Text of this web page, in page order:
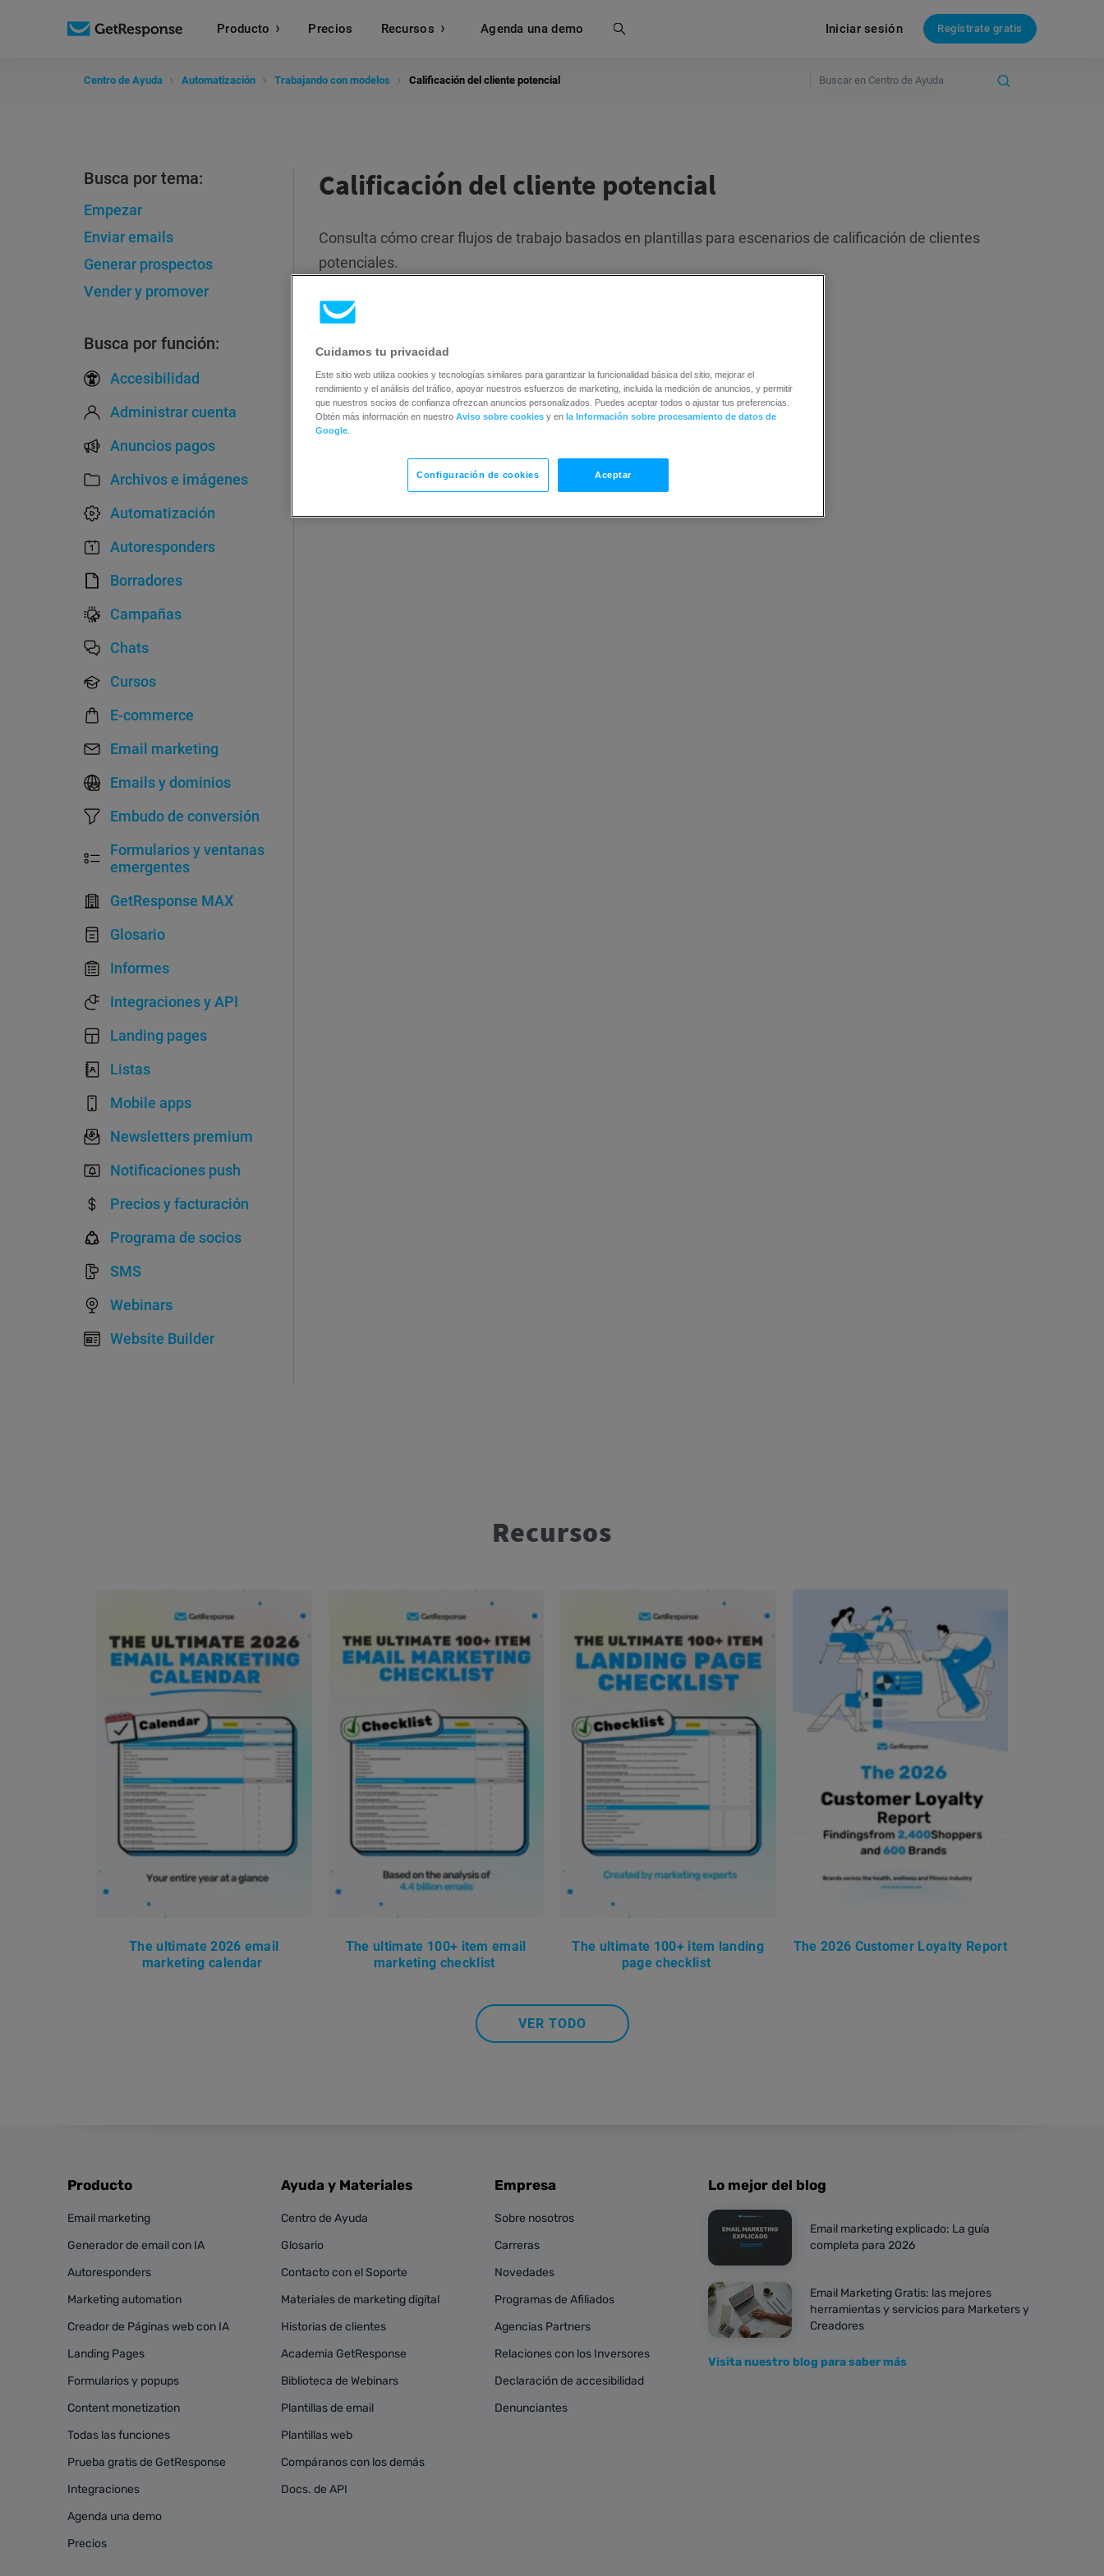
Producto Precios Recursos Agenda una demo
Buscar Iniciar sesión Regístrate gratis
Centro de Ayuda Automatización Trabajando con modelos Calificación del cliente potencial
Busca por tema:
Empezar
Enviar emails
Generar prospectos
Vender y promover
Busca por función:
Accesibilidad
Administrar cuenta
Anuncios pagos
Archivos e imágenes
Automatización
Autoresponders
Borradores
Campañas
Chats
Cursos
E-commerce
Email marketing
Emails y dominios
Embudo de conversión
Formularios y ventanas
emergentes
GetResponse MAX
Glosario
Informes
Integraciones y API
Landing pages
Listas
Mobile apps
Newsletters premium
Notificaciones push
Precios y facturación
Programa de socios
SMS
Webinars
Website Builder
Calificación del cliente potencial
Consulta cómo crear flujos de trabajo basados en plantillas para escenarios de calificación de clientes
potenciales.
¿Para qué se usan los modelos de Calificación del cliente potencial?
Plan de puntuación básico
Recursos
The ultimate 2026 email
marketing calendar
The ultimate 100+ item email
marketing checklist
The ultimate 100+ item landing
page checklist
The 2026 Customer Loyalty Report
VER TODO
Producto
Email marketing
Generador de email con IA
Autoresponders
Marketing automation
Creador de Páginas web con IA
Landing Pages
Formularios y popups
Content monetization
Todas las funciones
Prueba gratis de GetResponse
Integraciones
Agenda una demo
Precios
Ayuda y Materiales
Centro de Ayuda
Glosario
Contacto con el Soporte
Materiales de marketing digital
Historias de clientes
Academia GetResponse
Biblioteca de Webinars
Plantillas de email
Plantillas web
Compáranos con los demás
Docs. de API
Empresa
Sobre nosotros
Carreras
Novedades
Programas de Afiliados
Agencias Partners
Relaciones con los Inversores
Declaración de accesibilidad
Denunciantes
Lo mejor del blog
Email marketing explicado: La guía
completa para 2026
Email Marketing Gratis: las mejores
herramientas y servicios para Marketers y
Creadores
Visita nuestro blog para saber más
Cuidamos tu privacidad
Este sitio web utiliza cookies y tecnologías similares para garantizar la funcionalidad básica del sitio, mejorar el
rendimiento y el análisis del tráfico, apoyar nuestros esfuerzos de marketing, incluida la medición de anuncios, y permitir
que nuestros socios de confianza ofrezcan anuncios personalizados. Puedes aceptar todos o ajustar tus preferencias.
Obtén más información en nuestro Aviso sobre cookies y en la Información sobre procesamiento de datos de
Google
Configuración de cookies Aceptar